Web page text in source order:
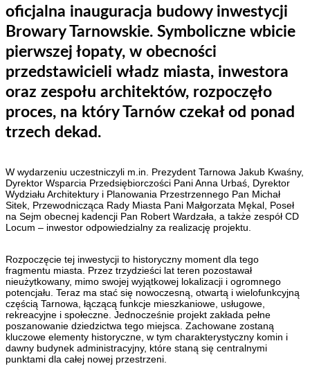
oficjalna inauguracja budowy inwestycji
Browary Tarnowskie. Symboliczne wbicie
pierwszej łopaty, w obecności
przedstawicieli władz miasta, inwestora
oraz zespołu architektów, rozpoczęło
proces, na który Tarnów czekał od ponad
trzech dekad.
W wydarzeniu uczestniczyli m.in. Prezydent Tarnowa Jakub Kwaśny,
Dyrektor Wsparcia Przedsiębiorczości Pani Anna Urbaś, Dyrektor
Wydziału Architektury i Planowania Przestrzennego Pan Michał
Sitek, Przewodnicząca Rady Miasta Pani Małgorzata Mękal, Poseł
na Sejm obecnej kadencji Pan Robert Wardzała, a także zespół CD
Locum – inwestor odpowiedzialny za realizację projektu.
Rozpoczęcie tej inwestycji to historyczny moment dla tego
fragmentu miasta. Przez trzydzieści lat teren pozostawał
nieużytkowany, mimo swojej wyjątkowej lokalizacji i ogromnego
potencjału. Teraz ma stać się nowoczesną, otwartą i wielofunkcyjną
częścią Tarnowa, łączącą funkcje mieszkaniowe, usługowe,
rekreacyjne i społeczne. Jednocześnie projekt zakłada pełne
poszanowanie dziedzictwa tego miejsca. Zachowane zostaną
kluczowe elementy historyczne, w tym charakterystyczny komin i
dawny budynek administracyjny, które staną się centralnymi
punktami dla całej nowej przestrzeni.